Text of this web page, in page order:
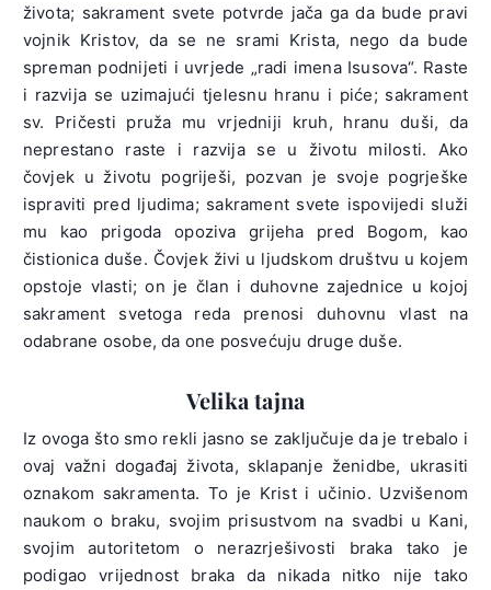
života; sakrament svete potvrde jača ga da bude pravi
vojnik Kristov, da se ne srami Krista, nego da bude
spreman podnijeti i uvrjede „radi imena Isusova“. Raste
i razvija se uzimajući tjelesnu hranu i piće; sakrament
sv. Pričesti pruža mu vrjedniji kruh, hranu duši, da
neprestano raste i razvija se u životu milosti. Ako
čovjek u životu pogriješi, pozvan je svoje pogrješke
ispraviti pred ljudima; sakrament svete ispovijedi služi
mu kao prigoda opoziva grijeha pred Bogom, kao
čistionica duše. Čovjek živi u ljudskom društvu u kojem
opstoje vlasti; on je član i duhovne zajednice u kojoj
sakrament svetoga reda prenosi duhovnu vlast na
odabrane osobe, da one posvećuju druge duše.
Velika tajna
Iz ovoga što smo rekli jasno se zaključuje da je trebalo i
ovaj važni događaj života, sklapanje ženidbe, ukrasiti
oznakom sakramenta. To je Krist i učinio. Uzvišenom
naukom o braku, svojim prisustvom na svadbi u Kani,
svojim autoritetom o nerazrješivosti braka tako je
podigao vrijednost braka da nikada nitko nije tako